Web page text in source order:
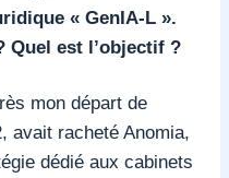
« GenIA-L ».
Quel est l’objectif ?
mon départ de
avait racheté Anomia,
dédié aux cabinets